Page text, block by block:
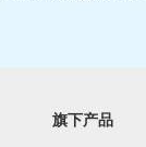
旗下产品